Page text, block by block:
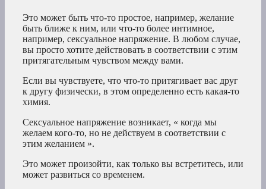
Это может быть что-то простое, например, желание
быть ближе к ним, или что-то более интимное,
например, сексуальное напряжение. В любом случае,
вы просто хотите действовать в соответствии с этим
притягательным чувством между вами.
Если вы чувствуете, что что-то притягивает вас друг
к другу физически, в этом определенно есть какая-то
химия.
Сексуальное напряжение возникает, « когда мы
желаем кого-то, но не действуем в соответствии с
этим желанием ».
Это может произойти, как только вы встретитесь, или
может развиться со временем.